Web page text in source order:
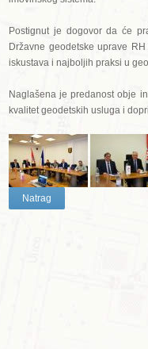
Postignut je dogovor da će
Državne geodetske uprave
iskustava i najboljih praksi u
Naglašena je predanost obje
kvalitet geodetskih usluga i
Natrag